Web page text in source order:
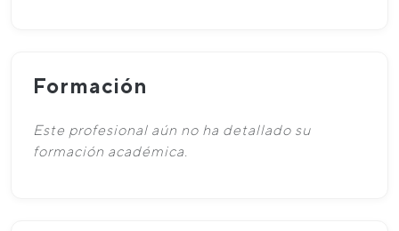
Formación
Este profesional aún no ha detallado su
formación académica.